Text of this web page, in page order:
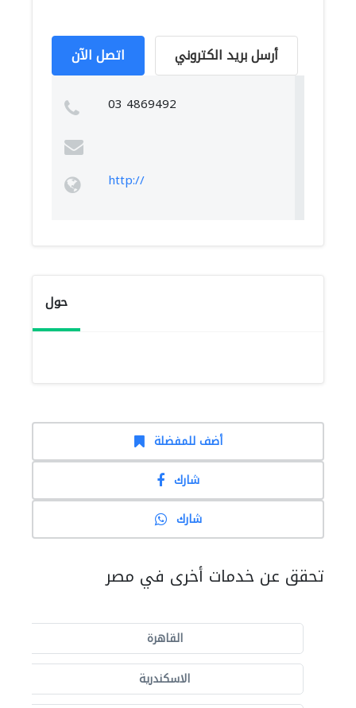
اتصل الآن أرسل بريد الكتروني
03 4869492
http://
حول
أضف للمفضلة
شارك
شارك
تحقق عن خدمات أخرى في مصر
القاهرة
الاسكندرية